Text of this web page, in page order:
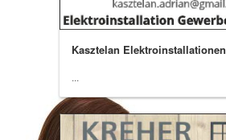
Kasztelan Elektroinstallationen
...